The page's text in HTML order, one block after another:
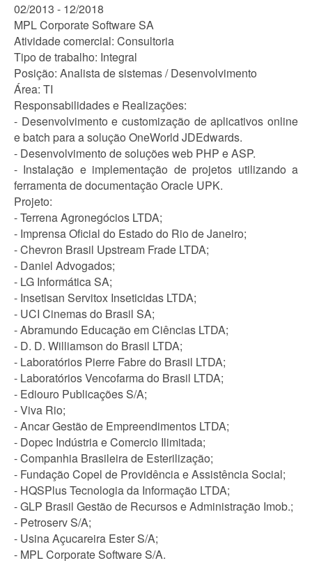
02/2013 - 12/2018
MPL Corporate Software SA
Atividade comercial: Consultoria
Tipo de trabalho: Integral
Posição: Analista de sistemas / Desenvolvimento
Área: TI
Responsabilidades e Realizações:
- Desenvolvimento e customização de aplicativos online
e batch para a solução OneWorld JDEdwards.
- Desenvolvimento de soluções web PHP e ASP.
- Instalação e implementação de projetos utilizando a
ferramenta de documentação Oracle UPK.
Projeto:
- Terrena Agronegócios LTDA;
- Imprensa Oficial do Estado do Rio de Janeiro;
- Chevron Brasil Upstream Frade LTDA;
- Daniel Advogados;
- LG Informática SA;
- Insetisan Servitox Inseticidas LTDA;
- UCI Cinemas do Brasil SA;
- Abramundo Educação em Ciências LTDA;
- D. D. Williamson do Brasil LTDA;
- Laboratórios Pierre Fabre do Brasil LTDA;
- Laboratórios Vencofarma do Brasil LTDA;
- Ediouro Publicações S/A;
- Viva Rio;
- Ancar Gestão de Empreendimentos LTDA;
- Dopec Indústria e Comercio Ilimitada;
- Companhia Brasileira de Esterilização;
- Fundação Copel de Providência e Assistência Social;
- HQSPlus Tecnologia da Informação LTDA;
- GLP Brasil Gestão de Recursos e Administração Imob.;
- Petroserv S/A;
- Usina Açucareira Ester S/A;
- MPL Corporate Software S/A.